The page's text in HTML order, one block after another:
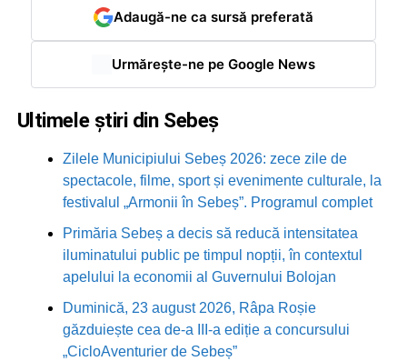
Adaugă-ne ca sursă preferată
Urmărește-ne pe Google News
Ultimele știri din Sebeș
Zilele Municipiului Sebeș 2026: zece zile de
spectacole, filme, sport și evenimente culturale, la
festivalul „Armonii în Sebeș”. Programul complet
Primăria Sebeș a decis să reducă intensitatea
iluminatului public pe timpul nopții, în contextul
apelului la economii al Guvernului Bolojan
Duminică, 23 august 2026, Râpa Roșie
găzduiește cea de-a III-a ediție a concursului
„CicloAventurier de Sebeș”